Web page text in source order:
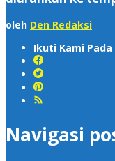
oleh Den Redaksi
Ikuti Kami Pada
Navigasi